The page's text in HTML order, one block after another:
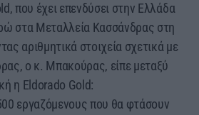
που έχει επενδύσει στην Ελλάδα
στα Μεταλλεία Κασσάνδρας στη
αριθμητικά στοιχεία σχετικά με
ο κ. Μπακούρας, είπε μεταξύ
η Eldorado Gold:
εργαζόμενους που θα φτάσουν